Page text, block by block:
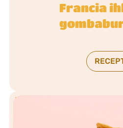
Francia